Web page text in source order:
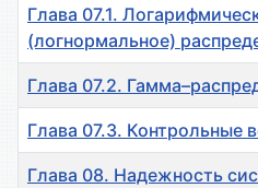
Глава 07.1.
(логнормальное)
Глава 07.2.
Глава 07.3. Контрольные
Глава 08. Надежность